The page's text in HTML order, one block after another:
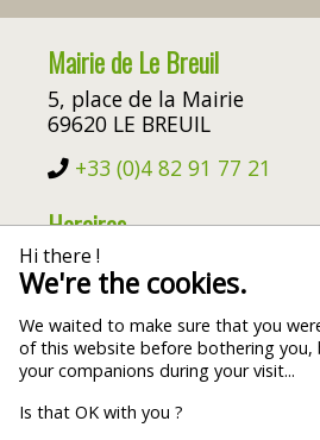
Sentiers pédestres et VTT
Office de Tourisme
Patrimoine
Histoire et Patrimoine
Vignoble
Fêtes, Célébrations
Associations
Mairie de Le Breuil
5, place de la Mairie
69620 LE BREUIL
+33 (0)4 82 91 77 21
Horaires
Le Lundi de 9h00 à 11h00
Le vendredi de 9h00 à 11h00
Hi there !
We're the cookies.
We waited to make sure that you
of this website before bothering
your companions during your visit...
Is that OK with you ?